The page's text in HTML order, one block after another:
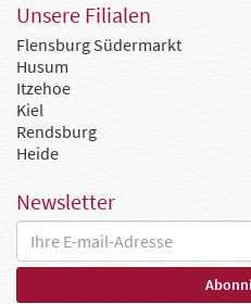
Unsere Filialen
Flensburg Südermarkt
Husum
Itzehoe
Kiel
Rendsburg
Heide
Newsletter